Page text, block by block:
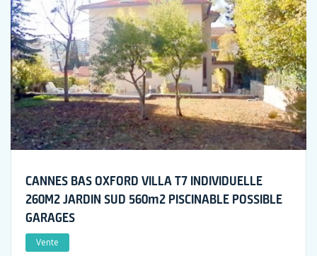
CANNES BAS OXFORD VILLA T7 INDIVIDUELLE
260M2 JARDIN SUD 560m2 PISCINABLE POSSIBLE
GARAGES
Vente